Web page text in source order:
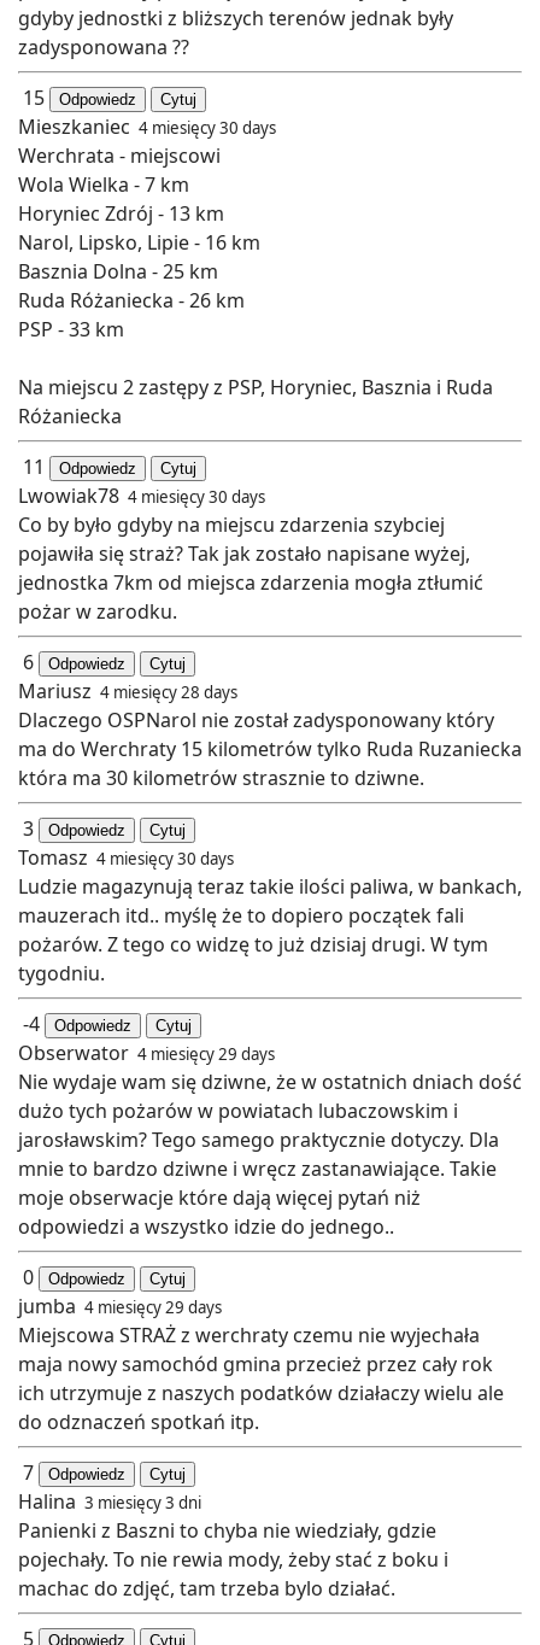
gdyby jednostki z bliższych terenów jednak były
zadysponowana ??
15
Odpowiedz Cytuj
Mieszkaniec 4 miesięcy 30 days
Werchrata - miejscowi
Wola Wielka - 7 km
Horyniec Zdrój - 13 km
Narol, Lipsko, Lipie - 16 km
Basznia Dolna - 25 km
Ruda Różaniecka - 26 km
PSP - 33 km
Na miejscu 2 zastępy z PSP, Horyniec, Basznia i Ruda
Różaniecka
11
Odpowiedz Cytuj
Lwowiak78 4 miesięcy 30 days
Co by było gdyby na miejscu zdarzenia szybciej
pojawiła się straż? Tak jak zostało napisane wyżej,
jednostka 7km od miejsca zdarzenia mogła ztłumić
pożar w zarodku.
6
Odpowiedz Cytuj
Mariusz 4 miesięcy 28 days
Dlaczego OSPNarol nie został zadysponowany który
ma do Werchraty 15 kilometrów tylko Ruda Ruzaniecka
która ma 30 kilometrów strasznie to dziwne.
3
Odpowiedz Cytuj
Tomasz 4 miesięcy 30 days
Ludzie magazynują teraz takie ilości paliwa, w bankach,
mauzerach itd.. myślę że to dopiero początek fali
pożarów. Z tego co widzę to już dzisiaj drugi. W tym
tygodniu.
-4
Odpowiedz Cytuj
Obserwator 4 miesięcy 29 days
Nie wydaje wam się dziwne, że w ostatnich dniach dość
dużo tych pożarów w powiatach lubaczowskim i
jarosławskim? Tego samego praktycznie dotyczy. Dla
mnie to bardzo dziwne i wręcz zastanawiające. Takie
moje obserwacje które dają więcej pytań niż
odpowiedzi a wszystko idzie do jednego..
0
Odpowiedz Cytuj
jumba 4 miesięcy 29 days
Miejscowa STRAŻ z werchraty czemu nie wyjechała
maja nowy samochód gmina przecież przez cały rok
ich utrzymuje z naszych podatków działaczy wielu ale
do odznaczeń spotkań itp.
7
Odpowiedz Cytuj
Halina 3 miesięcy 3 dni
Panienki z Baszni to chyba nie wiedziały, gdzie
pojechały. To nie rewia mody, żeby stać z boku i
machac do zdjęć, tam trzeba bylo działać.
5
Odpowiedz Cytuj